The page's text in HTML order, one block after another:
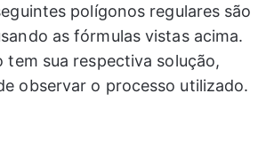
polígonos regulares são
as fórmulas vistas acima.
tem sua respectiva solução,
observar o processo utilizado.